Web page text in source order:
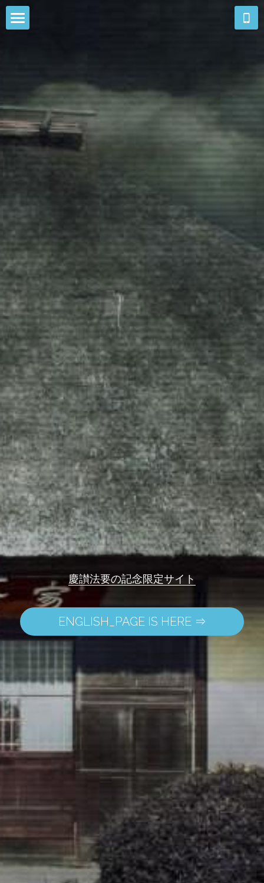
境内
年中行事
写真集
アクセス
お問い合わせ
音輪会
Facebook
English
慶讃法要の記念限定サイト
ENGLISH_PAGE IS HERE ⇒